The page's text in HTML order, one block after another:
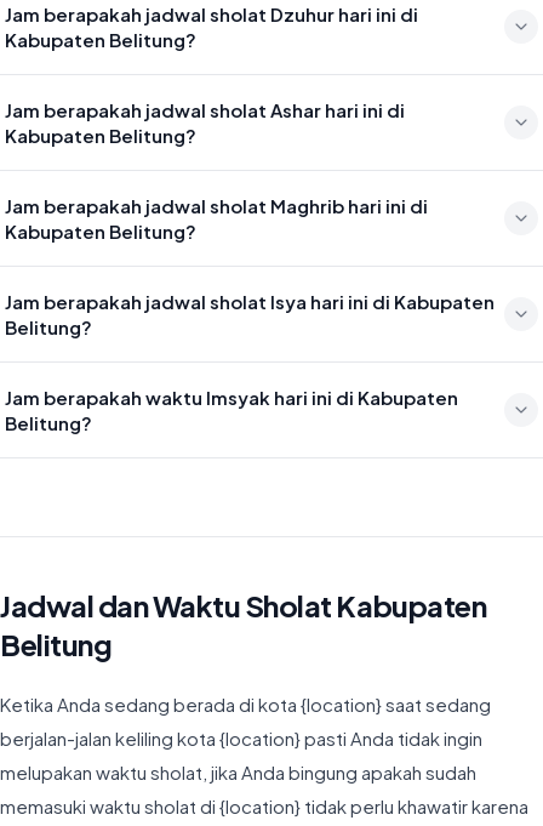
Jam berapakah jadwal sholat Dzuhur hari ini di
Kabupaten Belitung?
Jam berapakah jadwal sholat Ashar hari ini di
Kabupaten Belitung?
Jam berapakah jadwal sholat Maghrib hari ini di
Kabupaten Belitung?
Jam berapakah jadwal sholat Isya hari ini di Kabupaten
Belitung?
Jam berapakah waktu Imsyak hari ini di Kabupaten
Belitung?
Jadwal dan Waktu Sholat Kabupaten
Belitung
Ketika Anda sedang berada di kota {location} saat sedang
berjalan-jalan keliling kota {location} pasti Anda tidak ingin
melupakan waktu sholat, jika Anda bingung apakah sudah
memasuki waktu sholat di {location} tidak perlu khawatir karena